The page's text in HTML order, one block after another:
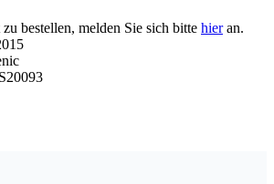
bestellen, melden Sie sich bitte hieran.